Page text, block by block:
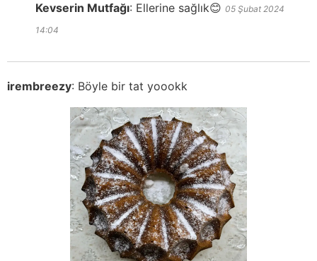
Kevserin Mutfağı: Ellerine sağlık😊 05 Şubat 2024
14:04
irembreezy: Böyle bir tat yoookk